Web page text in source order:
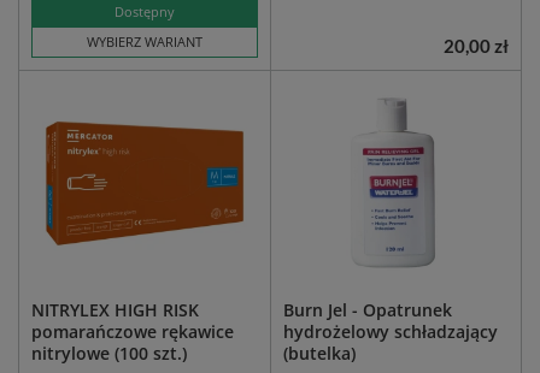
Dostępny
WYBIERZ WARIANT
20,00 zł
NITRYLEX HIGH RISK
pomarańczowe rękawice
nitrylowe (100 szt.)
Burn Jel - Opatrunek
hydrożelowy schładzający
(butelka)